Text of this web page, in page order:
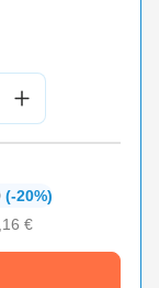
(-20%)
€